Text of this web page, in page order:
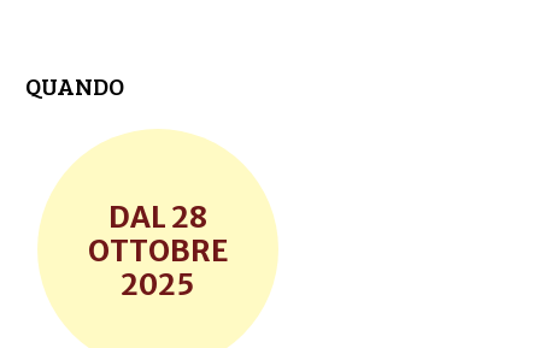
QUANDO
28
OTTOBRE
2025